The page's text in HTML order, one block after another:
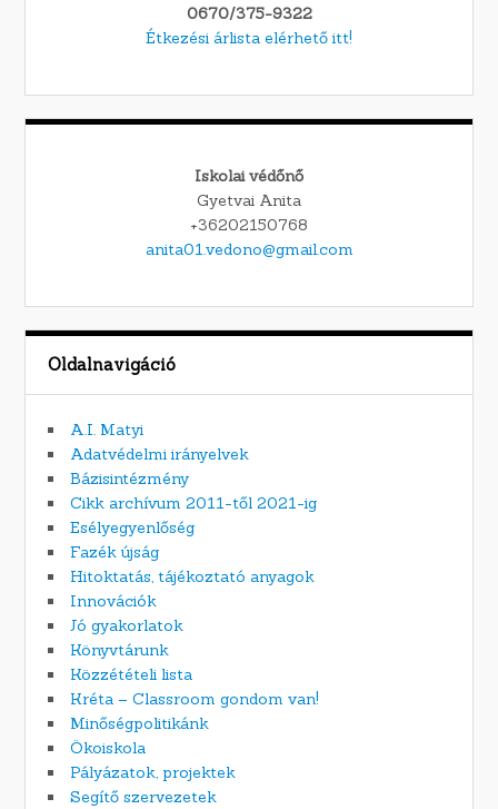
0670/375-9322
Étkezési árlista elérhető itt!
Iskolai védőnő
Gyetvai Anita
+36202150768
anita01.vedono@gmail.com
Oldalnavigáció
A.I. Matyi
Adatvédelmi irányelvek
Bázisintézmény
Cikk archívum 2011-től 2021-ig
Esélyegyenlőség
Fazék újság
Hitoktatás, tájékoztató anyagok
Innovációk
Jó gyakorlatok
Könyvtárunk
Közzétételi lista
Kréta – Classroom gondom van!
Minőségpolitikánk
Ökoiskola
Pályázatok, projektek
Segítő szervezetek